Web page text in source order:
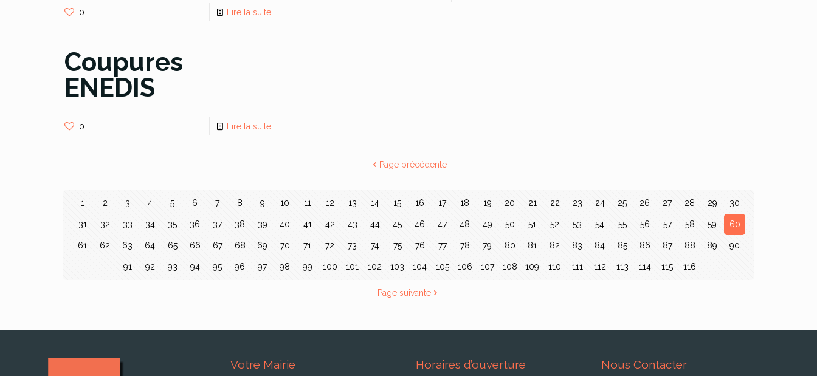
0 Lire la suite
Coupures
ENEDIS
0 Lire la suite
Page précédente
1 2 3 4 5 6 7 8 9 10 11 12 13 14 15 16 17 18 19 20 21 22 23 24 25 26 27 28 29 30
31 32 33 34 35 36 37 38 39 40 41 42 43 44 45 46 47 48 49 50 51 52 53 54 55 56 57 58 59 60
61 62 63 64 65 66 67 68 69 70 71 72 73 74 75 76 77 78 79 80 81 82 83 84 85 86 87 88 89 90
91 92 93 94 95 96 97 98 99 100 101 102 103 104 105 106 107 108 109 110 111 112 113 114 115 116
Page suivante
Votre Mairie Horaires d’ouverture Nous Contacter